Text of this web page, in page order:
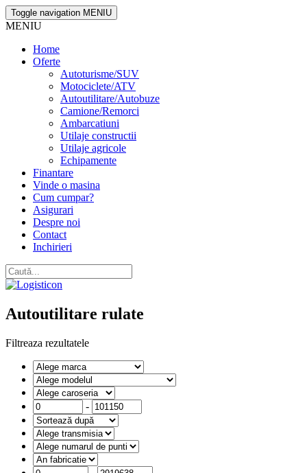
Toggle navigation MENIU
MENIU
Home
Oferte
Autoturisme/SUV
Motociclete/ATV
Autoutilitare/Autobuze
Camione/Remorci
Ambarcatiuni
Utilaje constructii
Utilaje agricole
Echipamente
Finantare
Vinde o masina
Cum cumpar?
Asigurari
Despre noi
Contact
Inchirieri
Autoutilitare rulate
Filtreaza rezultatele
-